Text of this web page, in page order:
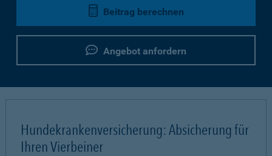
Beitrag berechnen
Angebot anfordern
Hundekrankenversicherung: Absicherung für
Ihren Vierbeiner